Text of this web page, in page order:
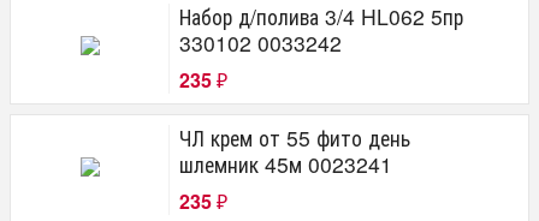
Набор д/полива 3/4 HL062 5пр
330102 0033242
235 ₽
ЧЛ крем от 55 фито день
шлемник 45м 0023241
235 ₽